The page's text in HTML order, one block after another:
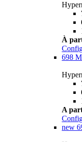
À
698
A
new